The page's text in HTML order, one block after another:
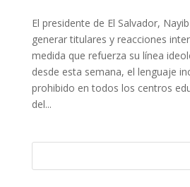
El presidente de El Salvador,
generar titulares y reacciones
medida que refuerza su línea
desde esta semana, el lenguaje
prohibido en todos los centros
del...